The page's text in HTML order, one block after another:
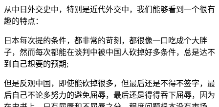
从中日外交史中，特别是近代外交中，我们能够看到一个很有
趣的特点：
日本每次提的条件，都非常的苛刻，都很像一口吃成个大胖
子，然而每次都能在谈判中被中国人砍掉好多条件，总是达不
到自己想要的预期;
但是反观中国，即使能砍掉很多，但最后还是不得不签字，最
后自己不论多努力的避免屈辱，最后还是得得吞下屈辱，因为